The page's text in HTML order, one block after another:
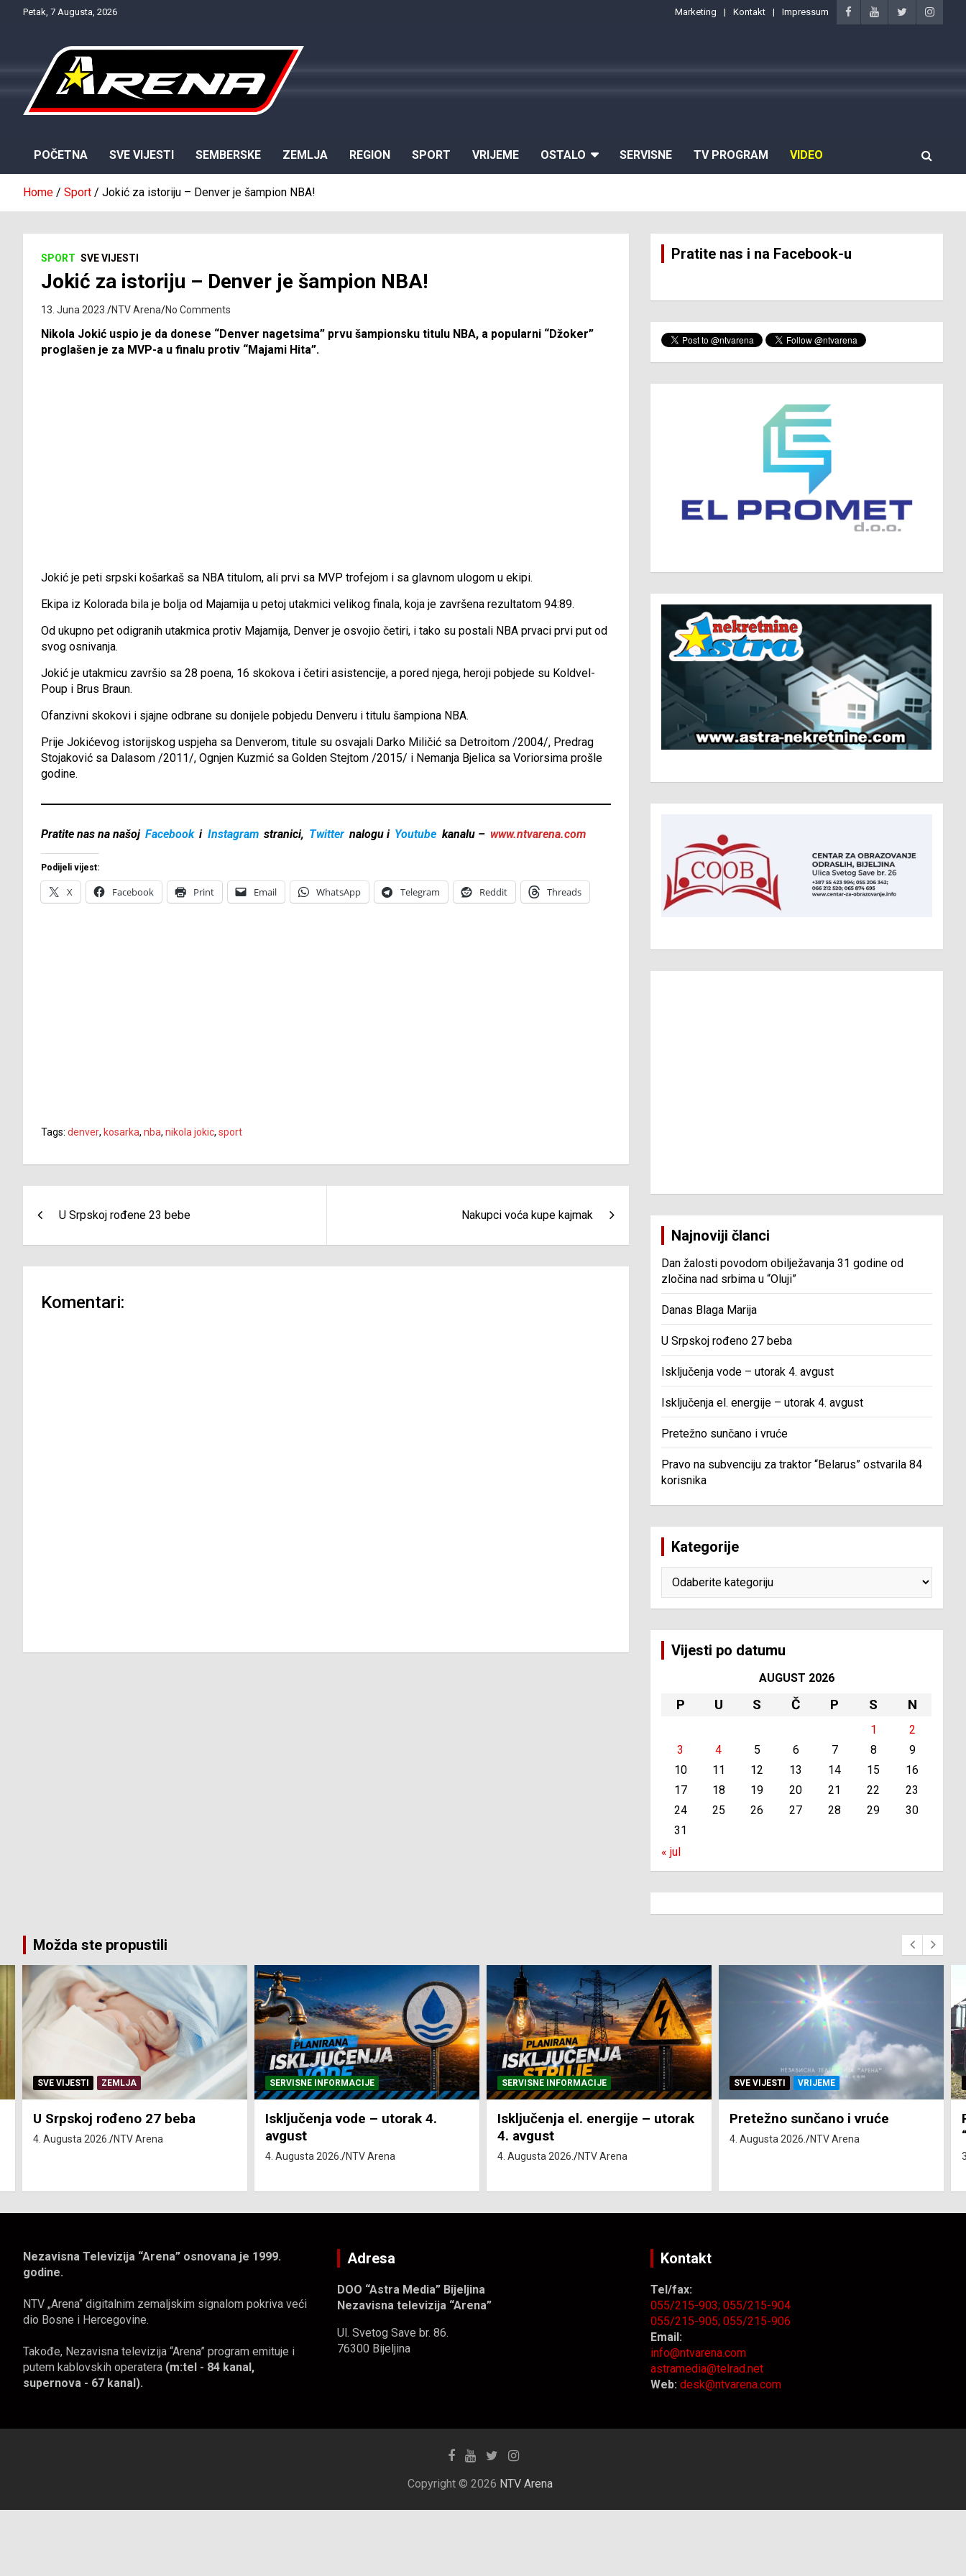
Petak, 7 Augusta, 2026 Marketing Kontakt Impressum
POČETNA SVE VIJESTI SEMBERSKE ZEMLJA REGION SPORT VRIJEME OSTALO SERVISNE TV PROGRAM VIDEO
Home Sport Jokić za istoriju – Denver je šampion NBA!
SPORT SVE VIJESTI
Jokić za istoriju – Denver je šampion NBA!
13. Juna 2023. NTV Arena No Comments
Nikola Jokić uspio je da donese “Denver nagetsima” prvu šampionsku titulu NBA, a popularni “Džoker”
proglašen je za MVP-a u finalu protiv “Majami Hita”.
Jokić je peti srpski košarkaš sa NBA titulom, ali prvi sa MVP trofejom i sa glavnom ulogom u ekipi.
Ekipa iz Kolorada bila je bolja od Majamija u petoj utakmici velikog finala, koja je završena rezultatom 94:89.
Od ukupno pet odigranih utakmica protiv Majamija, Denver je osvojio četiri, i tako su postali NBA prvaci prvi put od
svog osnivanja.
Jokić je utakmicu završio sa 28 poena, 16 skokova i četiri asistencije, a pored njega, heroji pobjede su Koldvel-
Poup i Brus Braun.
Ofanzivni skokovi i sjajne odbrane su donijele pobjedu Denveru i titulu šampiona NBA.
Prije Jokićevog istorijskog uspjeha sa Denverom, titule su osvajali Darko Miličić sa Detroitom /2004/, Predrag
Stojaković sa Dalasom /2011/, Ognjen Kuzmić sa Golden Stejtom /2015/ i Nemanja Bjelica sa Voriorsima prošle
godine.
Pratite nas na našoj Facebook i Instagram stranici, Twitter nalogu i Youtube kanalu – www.ntvarena.com
Podijeli vijest:
X Facebook Print Email WhatsApp Telegram Reddit Threads
Tags: denver, kosarka, nba, nikola jokic, sport
članaka
U Srpskoj rođene 23 bebe Nakupci voća kupe kajmak
Komentari:
Pratite nas i na Facebook-u
Najnoviji članci
Dan žalosti povodom obilježavanja 31 godine od
zločina nad srbima u “Oluji”
Danas Blaga Marija
U Srpskoj rođeno 27 beba
Isključenja vode – utorak 4. avgust
Isključenja el. energije – utorak 4. avgust
Pretežno sunčano i vruće
Pravo na subvenciju za traktor “Belarus” ostvarila 84
korisnika
Kategorije
Vijesti po datumu
AUGUST 2026
P U S Č P S N
1
2
3
4 5 6 7 8
9
10
11 12 13 14 15
16
17
18 19 20 21 22
23
24
25 26 27 28 29
30
31
« jul
Možda ste propustili
SERVISNE INFORMACIJE
Isključenja vode – utorak 4.
avgust
SERVISNE INFORMACIJE
Isključenja el. energije – utorak
4. avgust
4. Augusta 2026. NTV Arena
SVE VIJESTI VRIJEME
Pretežno sunčano i vruće
4. Augusta 2026.
SVE VIJESTI ZEMLJA
Pravo na subvenciju za traktor
“Belarus” ostvarila 84 korisnika
Nezavisna Televizija “Arena” osnovana je 1999.
godine.
NTV „Arena“ digitalnim zemaljskim signalom pokriva veći
dio Bosne i Hercegovine.
Takođe, Nezavisna televizija “Arena” program emituje i
putem kablovskih operatera (m:tel - 84 kanal,
supernova - 67 kanal).
Adresa
DOO “Astra Media” Bijeljina
Nezavisna televizija “Arena”
Ul. Svetog Save br. 86.
76300 Bijeljina
Kontakt
Tel/fax:
055/215-903;055/215-904
055/215-905;055/215-906
Email:
info@ntvarena.com
astramedia@telrad.net
Web: desk@ntvarena.com
Copyright © 2026 NTV Arena